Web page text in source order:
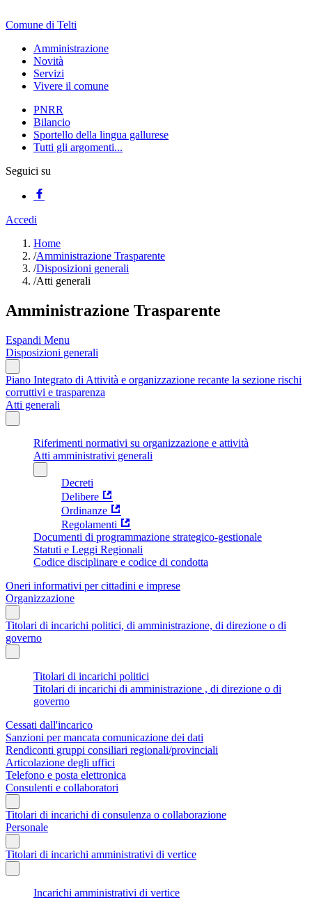
Comune di Telti
Amministrazione
Novità
Servizi
Vivere il comune
PNRR
Bilancio
Sportello della lingua gallurese
Tutti gli argomenti...
Seguici su
Accedi
Home
/Amministrazione Trasparente
/Disposizioni generali
/Atti generali
Amministrazione Trasparente
Espandi Menu
Disposizioni generali
Piano Integrato di Attività e organizzazione recante la sezione rischi
corruttivi e trasparenza
Atti generali
Riferimenti normativi su organizzazione e attività
Atti amministrativi generali
Decreti
Delibere
Ordinanze
Regolamenti
Documenti di programmazione strategico-gestionale
Statuti e Leggi Regionali
Codice disciplinare e codice di condotta
Oneri informativi per cittadini e imprese
Organizzazione
Titolari di incarichi politici, di amministrazione, di direzione o di
governo
Titolari di incarichi politici
Titolari di incarichi di amministrazione , di direzione o di
governo
Cessati dall'incarico
Sanzioni per mancata comunicazione dei dati
Rendiconti gruppi consiliari regionali/provinciali
Articolazione degli uffici
Telefono e posta elettronica
Consulenti e collaboratori
Titolari di incarichi di consulenza o collaborazione
Personale
Titolari di incarichi amministrativi di vertice
Incarichi amministrativi di vertice